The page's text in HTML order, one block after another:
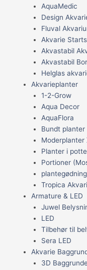
AquaMedic
Design
Fluval
Akvarie
Akvastabil
Akvastabil
Helglas
Akvarieplanter
1-2-Grow
Aqua Decor
AquaFlora
Bundt planter
Moderplanter
Planter i
Portioner
Tropica
Armature & LED
Juwel
LED
Tilbehør til
Sera LED
Akvarie
3D